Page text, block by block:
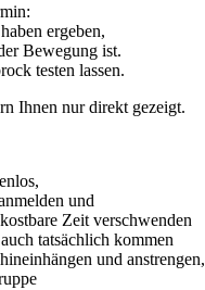
ergeben,
Bewegung ist.
testen lassen.
Ihnen nur direkt gezeigt.
und
Zeit verschwenden
tatsächlich kommen
und anstrengen,